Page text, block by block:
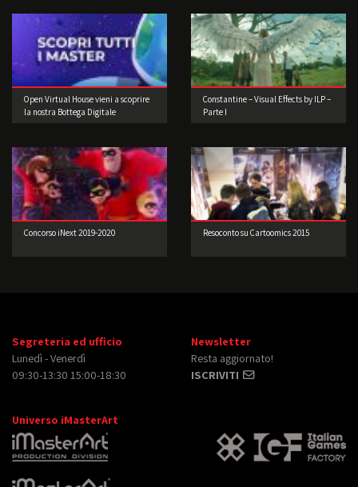
Open Virtual House vieni a scoprire
la nostra Bottega Digitale
Constantine – Visual Effects by ILP –
Parte I
Concorso iNext 2019-2020 Resoconto su Cartoomics 2015
Segreteria ed ufficio
Lunedì - Venerdì
09:30-13:30 15:00-18:30
Newsletter
Resta aggiornato!
ISCRIVITI
Universo iMasterArt